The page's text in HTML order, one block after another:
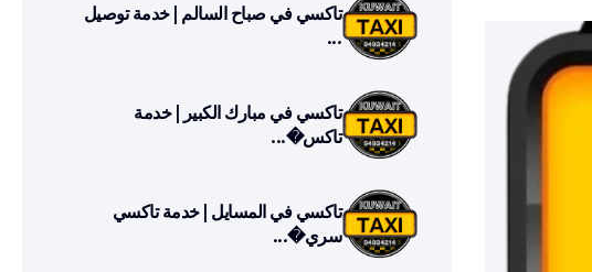
تاكسي في صباح السالم | خدمة توصيل
...
تاكسي في مبارك الكبير | خدمة
تاكس�...
تاكسي في المسايل | خدمة تاكسي
سري�...